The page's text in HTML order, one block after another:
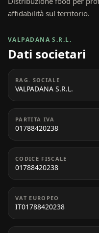
affidabilità sul territorio.
VALPADANA S.R.L.
Dati societari
RAG. SOCIALE
VALPADANA S.R.L.
PARTITA IVA
01788420238
CODICE FISCALE
01788420238
VAT EUROPEO
IT01788420238